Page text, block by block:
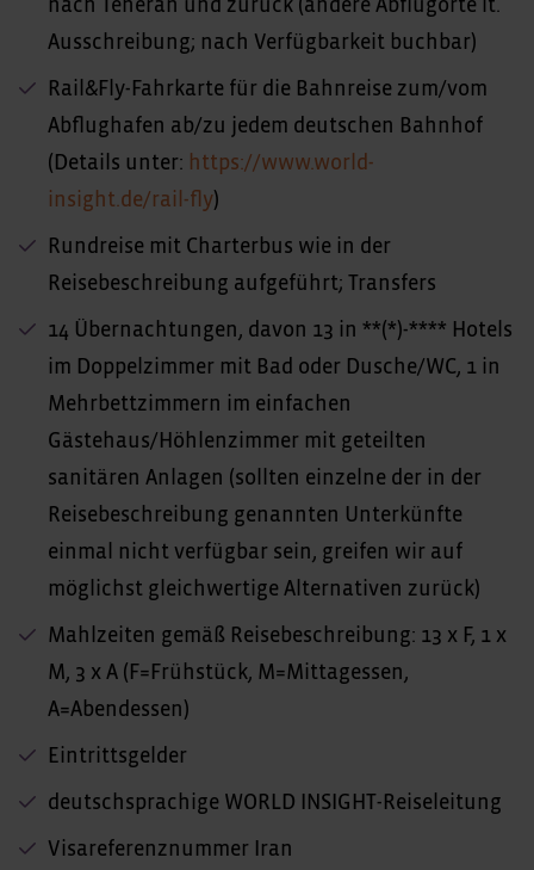
nach Teheran und zurück (andere Abflugorte lt.
Ausschreibung; nach Verfügbarkeit buchbar)
Rail&Fly-Fahrkarte für die Bahnreise zum/vom
Abflughafen ab/zu jedem deutschen Bahnhof
(Details unter: https://www.world-
insight.de/rail-fly)
Rundreise mit Charterbus wie in der
Reisebeschreibung aufgeführt; Transfers
14 Übernachtungen, davon 13 in **(*)-**** Hotels
im Doppelzimmer mit Bad oder Dusche/WC, 1 in
Mehrbettzimmern im einfachen
Gästehaus/Höhlenzimmer mit geteilten
sanitären Anlagen (sollten einzelne der in der
Reisebeschreibung genannten Unterkünfte
einmal nicht verfügbar sein, greifen wir auf
möglichst gleichwertige Alternativen zurück)
Mahlzeiten gemäß Reisebeschreibung: 13 x F, 1 x
M, 3 x A (F=Frühstück, M=Mittagessen,
A=Abendessen)
Eintrittsgelder
deutschsprachige WORLD INSIGHT-Reiseleitung
Visareferenznummer Iran